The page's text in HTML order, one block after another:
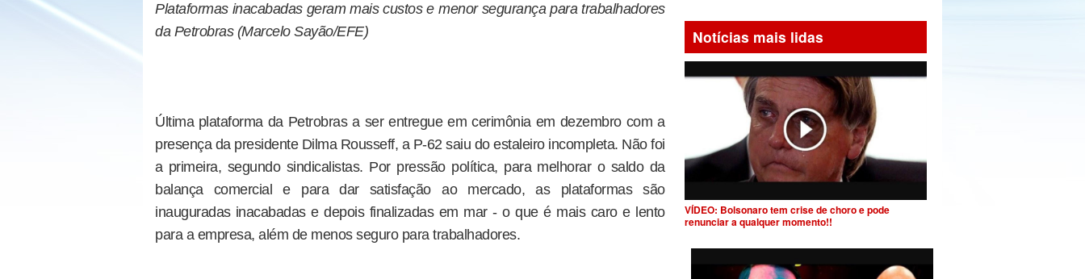
Plataformas inacabadas geram mais custos e menor segurança para trabalhadores
da Petrobras (Marcelo Sayão/EFE)
Última plataforma da Petrobras a ser entregue em cerimônia em dezembro com a
presença da presidente Dilma Rousseff, a P-62 saiu do estaleiro incompleta. Não foi
a primeira, segundo sindicalistas. Por pressão política, para melhorar o saldo da
balança comercial e para dar satisfação ao mercado, as plataformas são
inauguradas inacabadas e depois finalizadas em mar - o que é mais caro e lento
para a empresa, além de menos seguro para trabalhadores.
Notícias mais lidas
VÍDEO: Bolsonaro tem crise de choro e pode
renunciar a qualquer momento!!